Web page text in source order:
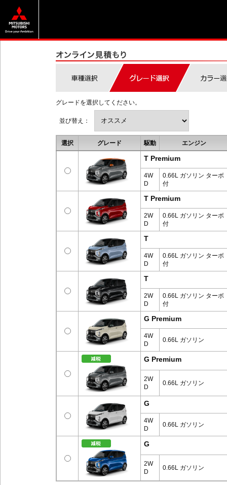
グレードを選択してください。
並び替え：
選択 グレード 駆動 エンジン
T Premium
4W
D
0.66L ガソリン ターボ
付
T Premium
2W
D
0.66L ガソリン ターボ
付
T
4W
D
0.66L ガソリン ターボ
付
T
2W
D
0.66L ガソリン ターボ
付
G Premium
4W
D
0.66L ガソリン
G Premium
2W
D
0.66L ガソリン
G
4W
D
0.66L ガソリン
G
2W
D
0.66L ガソリン